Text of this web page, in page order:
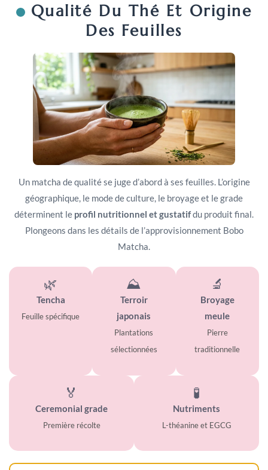
Qualité Du Thé Et Origine
Des Feuilles
Un matcha de qualité se juge d’abord à ses feuilles. L’origine
géographique, le mode de culture, le broyage et le grade
déterminent le profil nutritionnel et gustatifdu produit final.
Plongeons dans les détails de l’approvisionnement Bobo
Matcha.
🌿
Tencha
Feuille spécifique
⛰️
Terroir
japonais
Plantations
sélectionnées
🔬
Broyage
meule
Pierre
traditionnelle
🏅
Ceremonial grade
Première récolte
🧪
Nutriments
L-théanine et EGCG